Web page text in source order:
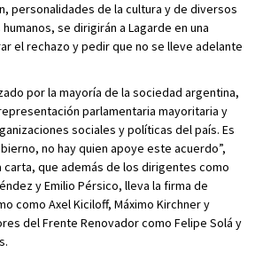
personalidades de la cultura y de diversos
se dirigirán a Lagarde en una
el rechazo y pedir que no se lleve adelante
por la mayoría de la sociedad argentina,
parlamentaria mayoritaria y
sociales y políticas del país. Es
no hay quien apoye este acuerdo”,
carta, que además de los dirigentes como
y Emilio Pérsico, lleva la firma de
como Axel Kiciloff, Máximo Kirchner y
del Frente Renovador como Felipe Solá y